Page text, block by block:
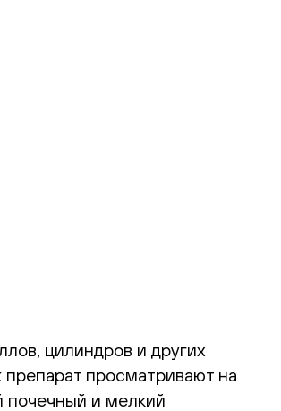
цилиндров и других
просматривают на
почечный и мелкий